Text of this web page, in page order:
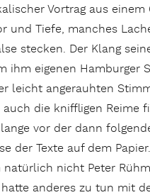
Vortrag aus einem
und Tiefe, manches
stecken. Der Klang
ihm eigenen Hamburger
leicht angerauhten
auch die kniffligen Reime
vor der dann
der Texte auf dem
natürlich nicht Peter
anderes zu tun mit